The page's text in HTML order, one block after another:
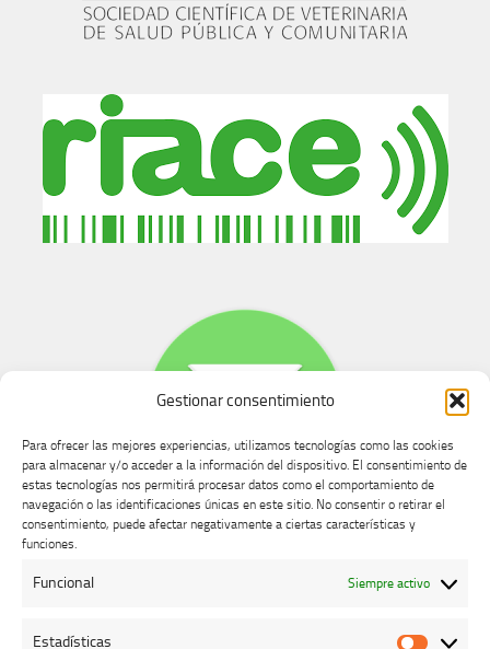
Gestionar consentimiento
Para ofrecer las mejores experiencias, utilizamos tecnologías como las cookies
para almacenar y/o acceder a la información del dispositivo. El consentimiento de
estas tecnologías nos permitirá procesar datos como el comportamiento de
navegación o las identificaciones únicas en este sitio. No consentir o retirar el
consentimiento, puede afectar negativamente a ciertas características y
funciones.
Funcional Siempre activo
Estadísticas
Buzón de dudas, quejas y sugerencias